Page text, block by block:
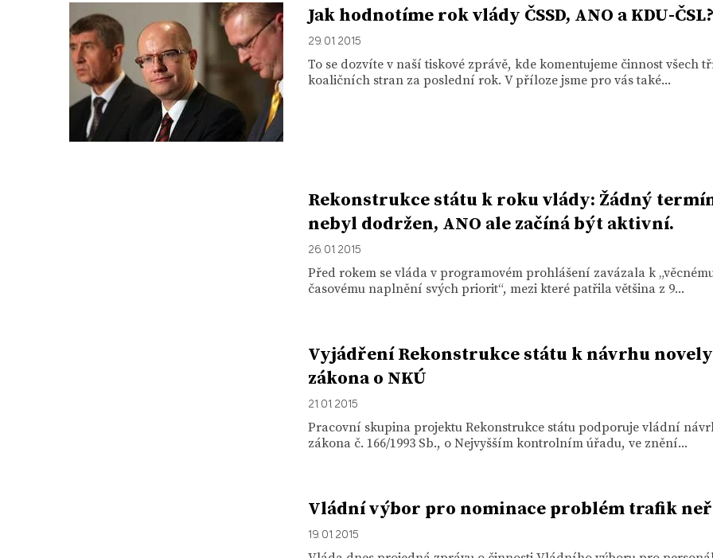
Jak hodnotíme rok vlády ČSSD, ANO a KDU-ČSL?
29. 01. 2015
To se dozvíte v naší tiskové zprávě, kde komentujeme činnost všech
koaličních stran za poslední rok. V příloze jsme pro vás také...
Rekonstrukce státu k roku vlády: Žádný
nebyl dodržen, ANO ale začíná být aktivní.
26. 01. 2015
Před rokem se vláda v programovém prohlášení zavázala k
časovému naplnění svých priorit“, mezi které patřila většina z 9...
Vyjádření Rekonstrukce státu k návrhu novely
zákona o NKÚ
21. 01. 2015
Pracovní skupina projektu Rekonstrukce státu podporuje vládní
zákona č. 166/1993 Sb., o Nejvyšším kontrolním úřadu, ve znění...
Vládní výbor pro nominace problém trafik
19. 01. 2015